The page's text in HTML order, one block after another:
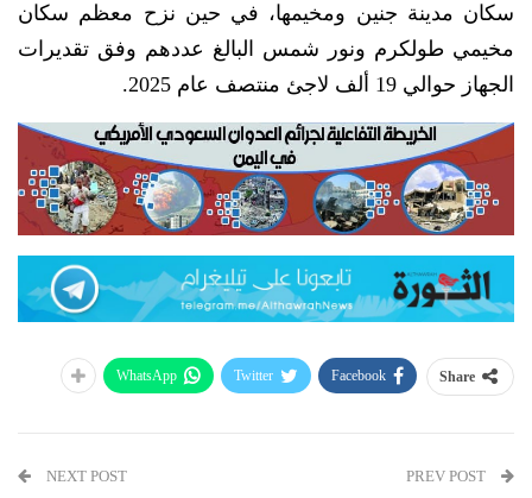
سكان مدينة جنين ومخيمها، في حين نزح معظم سكان
مخيمي طولكرم ونور شمس البالغ عددهم وفق تقديرات
الجهاز حوالي 19 ألف لاجئ منتصف عام 2025.
Share
Facebook
Twitter
WhatsApp
NEXT POST